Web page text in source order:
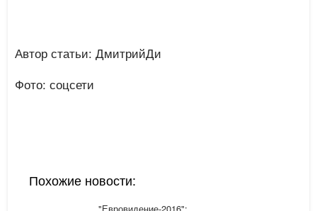
Автор статьи: ДмитрийДи
Фото: соцсети
Похожие новости: